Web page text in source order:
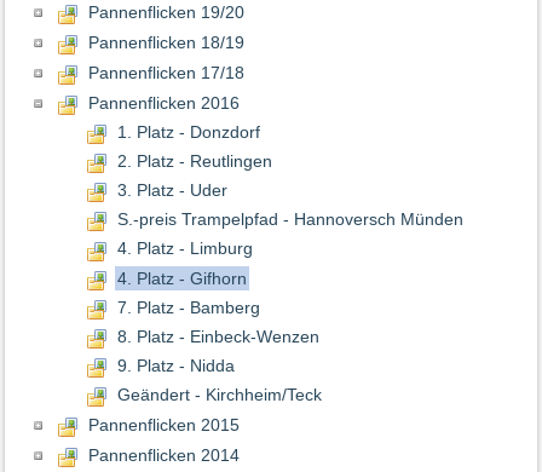
Pannenflicken 19/20
Pannenflicken 18/19
Pannenflicken 17/18
Pannenflicken 2016
1. Platz - Donzdorf
2. Platz - Reutlingen
3. Platz - Uder
S.-preis Trampelpfad - Hannoversch Münden
4. Platz - Limburg
4. Platz - Gifhorn
7. Platz - Bamberg
8. Platz - Einbeck-Wenzen
9. Platz - Nidda
Geändert - Kirchheim/Teck
Pannenflicken 2015
Pannenflicken 2014